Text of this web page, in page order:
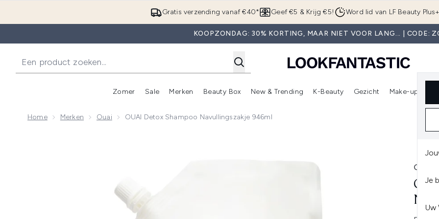
Overslaan naar de hoofdinhoud
Gratis verzending vanaf €40* Geef €5 & Krijg €5! Word lid van LF Beauty Plus+
KOOPZONDAG: 30% KORTING, MAAR NIET VOOR LANG... | CODE:
Je
Uw
Zomer
Enter submenu (Zomer)
Sale
Enter submenu (Sale)
Merken
Enter submenu (Merken)
Beauty Box
Enter submenu (Beauty Box)
New & Trending
Enter submenu (New & Trending)
K-Beauty
Enter submenu (K-Beauty)
Gezicht Make-up
Home Merken Ouai OUAI Detox Shampoo Navullingszakje 946ml
OUAI